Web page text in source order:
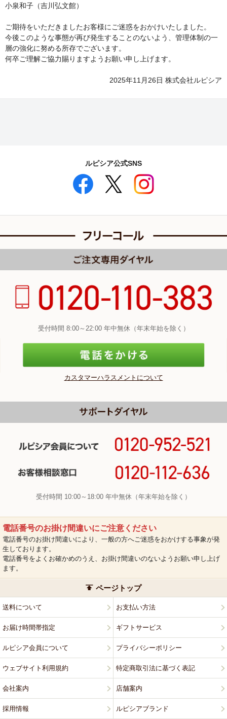
小泉和子（吉川弘文館）
ご期待をいただきましたお客様にご迷惑をおかけいたしました。
今後このような事態が再び発生することのないよう、管理体制の一
層の強化に努める所存でございます。
何卒ご理解ご協力賜りますようお願い申し上げます。
2025年11月26日 株式会社ルピシア
ルピシア公式SNS
受付時間 8:00～22:00 年中無休（年末年始を除く）
カスタマーハラスメントについて
受付時間 10:00～18:00 年中無休（年末年始を除く）
電話番号のお掛け間違いにご注意ください
電話番号のお掛け間違いにより、一般の方へご迷惑をおかけする事象が発
生しております。
電話番号をよくお確かめのうえ、お掛け間違いのないようお願い申し上げ
ます。
ページトップ
送料について お支払い方法
お届け時間帯指定 ギフトサービス
ルピシア会員について プライバシーポリシー
ウェブサイト利用規約 特定商取引法に基づく表記
会社案内 店舗案内
採用情報 ルピシアブランド